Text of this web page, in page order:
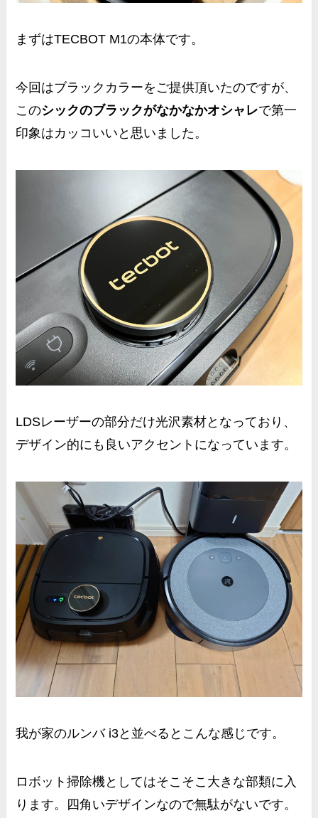
まずはTECBOT M1の本体です。
今回はブラックカラーをご提供頂いたのですが、
このシックのブラックがなかなかオシャレで第一
印象はカッコいいと思いました。
LDSレーザーの部分だけ光沢素材となっており、
デザイン的にも良いアクセントになっています。
我が家のルンバ i3と並べるとこんな感じです。
ロボット掃除機としてはそこそこ大きな部類に入
ります。四角いデザインなので無駄がないです。